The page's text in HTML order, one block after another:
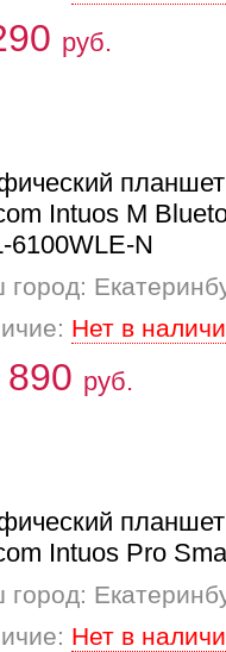
руб.
планшет
Intuos M
6100WLE-N
Нет в
890 руб.
планшет
Intuos Pro
Нет в